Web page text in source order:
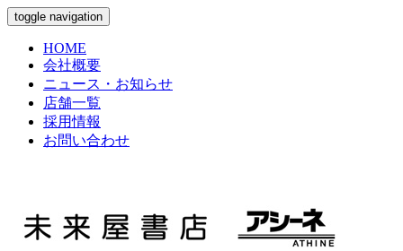
toggle navigation
HOME
会社概要
ニュース・お知らせ
店舗一覧
採用情報
お問い合わせ